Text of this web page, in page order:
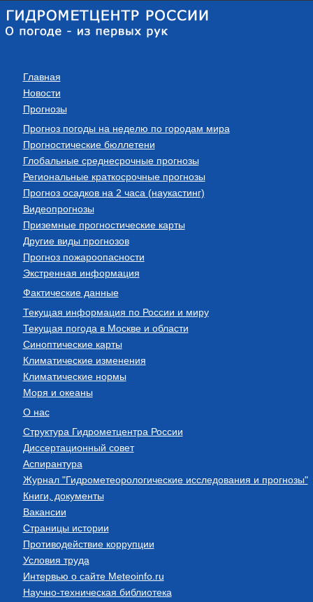
Главная
Новости
Прогнозы
Прогноз погоды на неделю по городам мира
Прогностические бюллетени
Глобальные среднесрочные прогнозы
Региональные краткосрочные прогнозы
Прогноз осадков на 2 часа (наукастинг)
Видеопрогнозы
Приземные прогностические карты
Другие виды прогнозов
Прогноз пожароопасности
Экстренная информация
Фактические данные
Текущая информация по России и миру
Текущая погода в Москве и области
Синоптические карты
Климатические изменения
Климатические нормы
Моря и океаны
О нас
Структура Гидрометцентра России
Диссертационный совет
Аспирантура
Журнал "Гидрометеорологические исследования и прогнозы"
Книги, документы
Вакансии
Страницы истории
Противодействие коррупции
Условия труда
Интервью о сайте Meteoinfo.ru
Научно-техническая библиотека